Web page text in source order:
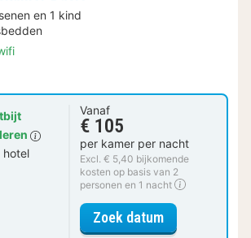
en 1 kind
hotel
Vanaf
€ 105
per kamer per nacht
Excl. € 5,40 bijkomende
kosten op basis van 2
personen en 1 nacht
Zoek datumvoor